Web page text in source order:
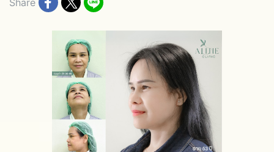
Share